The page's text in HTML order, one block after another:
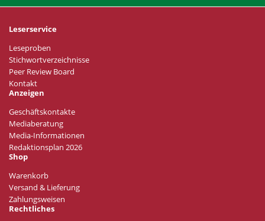
Leserservice
Leseproben
Stichwortverzeichnisse
Peer Review Board
Kontakt
Anzeigen
Geschäftskontakte
Mediaberatung
Media-Informationen
Redaktionsplan 2026
Shop
Warenkorb
Versand & Lieferung
Zahlungsweisen
Rechtliches